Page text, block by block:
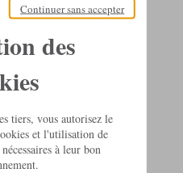
2027
des
tiers, vous autorisez le
et l'utilisation de
à leur bon
Continuer sans accepter